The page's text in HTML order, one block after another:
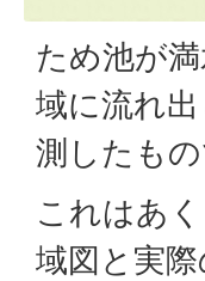
ため池が
域に流れ
測したもの
これはあ
域図と実